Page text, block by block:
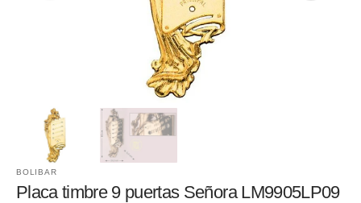
multimedia
destacado
en
vista
de
galería
BOLIBAR
Placa timbre 9 puertas Señora LM9905LP09